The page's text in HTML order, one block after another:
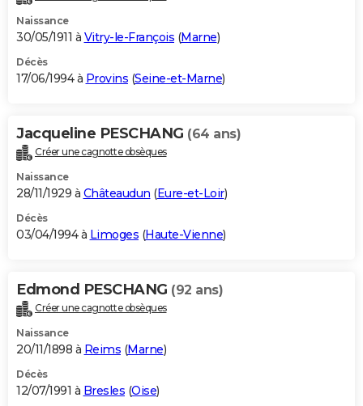
Naissance
30/05/1911 à Vitry-le-François (Marne)
Décès
17/06/1994 à Provins (Seine-et-Marne)
Jacqueline PESCHANG (64 ans)
Créer une cagnotte obsèques
Naissance
28/11/1929 à Châteaudun (Eure-et-Loir)
Décès
03/04/1994 à Limoges (Haute-Vienne)
Edmond PESCHANG (92 ans)
Créer une cagnotte obsèques
Naissance
20/11/1898 à Reims (Marne)
Décès
12/07/1991 à Bresles (Oise)